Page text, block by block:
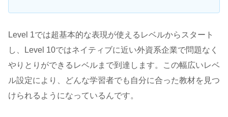
Level 1では超基本的な表現が使えるレベルからスタート
し、Level 10ではネイティブに近い外資系企業で問題なく
やりとりができるレベルまで到達します。この幅広いレベ
ル設定により、どんな学習者でも自分に合った教材を見つ
けられるようになっているんです。